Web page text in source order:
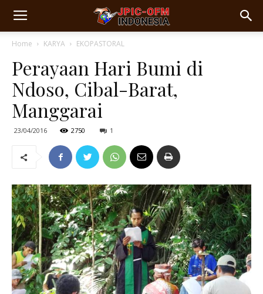
Home KARYA EKOPASTORAL
Perayaan Hari Bumi di
Ndoso, Cibal-Barat,
Manggarai
23/04/2016 2750 1